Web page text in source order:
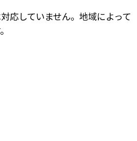
応していません。地域によって